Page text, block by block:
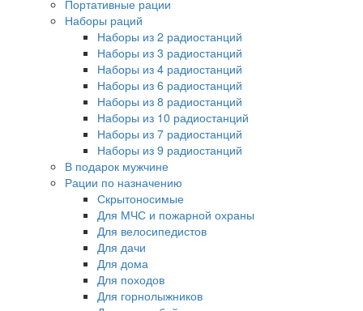
Портативные рации
Наборы раций
Наборы из 2 радиостанций
Наборы из 3 радиостанций
Наборы из 4 радиостанций
Наборы из 6 радиостанций
Наборы из 8 радиостанций
Наборы из 10 радиостанций
Наборы из 7 радиостанций
Наборы из 9 радиостанций
В подарок мужчине
Рации по назначению
Скрытоносимые
Для МЧС и пожарной охраны
Для велосипедистов
Для дачи
Для дома
Для походов
Для горнолыжников